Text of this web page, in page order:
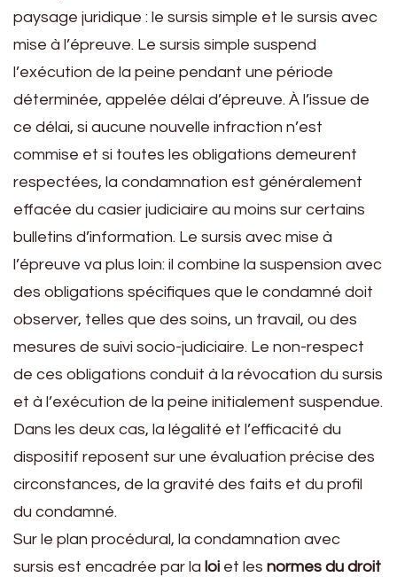
paysage juridique : le sursis simple et le sursis avec
mise à l’épreuve. Le sursis simple suspend
l’exécution de la peine pendant une période
déterminée, appelée délai d’épreuve. À l’issue de
ce délai, si aucune nouvelle infraction n’est
commise et si toutes les obligations demeurent
respectées, la condamnation est généralement
effacée du casier judiciaire au moins sur certains
bulletins d’information. Le sursis avec mise à
l’épreuve va plus loin: il combine la suspension avec
des obligations spécifiques que le condamné doit
observer, telles que des soins, un travail, ou des
mesures de suivi socio-judiciaire. Le non-respect
de ces obligations conduit à la révocation du sursis
et à l’exécution de la peine initialement suspendue.
Dans les deux cas, la légalité et l’efficacité du
dispositif reposent sur une évaluation précise des
circonstances, de la gravité des faits et du profil
du condamné.
Sur le plan procédural, la condamnation avec
sursis est encadrée par la loi et les normes du droit